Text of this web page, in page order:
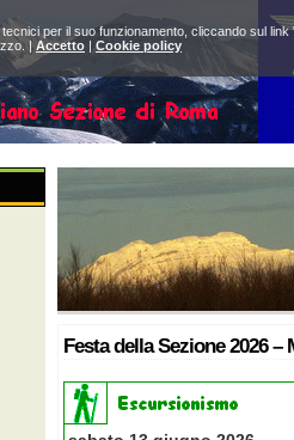
Festa della Sezione 2026 –
per il suo funzionamento, cliccando sul
|Accetto | Cookie policy